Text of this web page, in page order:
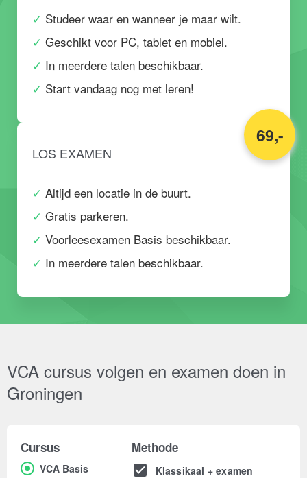
Studeer waar en wanneer je maar wilt.
Geschikt voor PC, tablet en mobiel.
In meerdere talen beschikbaar.
Start vandaag nog met leren!
69,-
LOS EXAMEN
Altijd een locatie in de buurt.
Gratis parkeren.
Voorleesexamen Basis beschikbaar.
In meerdere talen beschikbaar.
VCA cursus volgen en examen doen in
Groningen
Cursus
VCA Basis
Methode
Klassikaal + examen